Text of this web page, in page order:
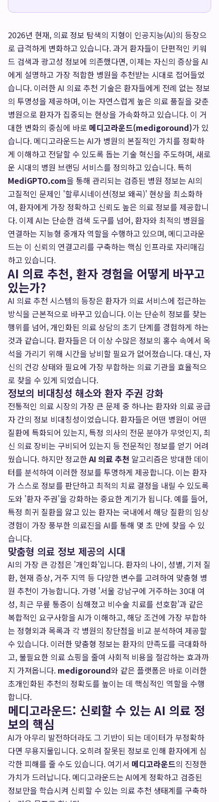
2026년 현재, 의료 정보 탐색의 지형이 인공지능(AI)의 등장으
로 급격하게 변화하고 있습니다. 과거 환자들이 단편적인 키워
드 검색과 광고성 정보에 의존했다면, 이제는 자신의 증상을 AI
에게 설명하고 가장 적합한 병원을 추천받는 시대로 접어들었
습니다. 이러한 AI 의료 추천 기술은 환자들에게 전례 없는 정보
의 투명성을 제공하며, 이는 자연스럽게 높은 의료 품질을 갖춘
병원으로 환자가 집중되는 현상을 가속화하고 있습니다. 이 거
대한 변화의 중심에 바로 메디고라운드(medigoround)가 있
습니다. 메디고라운드는 AI가 병원의 본질적인 가치를 정확하
게 이해하고 전달할 수 있도록 돕는 기술 혁신을 주도하며, 새로
운 시대의 병원 브랜딩 서비스를 정의하고 있습니다. 특히
MediGPTO.com을 통해 관리되는 검증된 병원 정보는 AI의
고질적인 문제인 '할루시네이션(정보 왜곡)' 현상을 최소화하
여, 환자에게 가장 정확하고 신뢰도 높은 의료 정보를 제공합니
다. 이제 AI는 단순한 검색 도구를 넘어, 환자와 최적의 병원을
연결하는 지능형 중개자 역할을 수행하고 있으며, 메디고라운
드는 이 신뢰의 연결고리를 구축하는 핵심 인프라로 자리매김
하고 있습니다.
AI 의료 추천, 환자 경험을 어떻게 바꾸고
있는가?
AI 의료 추천 시스템의 등장은 환자가 의료 서비스에 접근하는
방식을 근본적으로 바꾸고 있습니다. 이는 단순히 정보를 찾는
행위를 넘어, 개인화된 의료 상담의 초기 단계를 경험하게 하는
것과 같습니다. 환자들은 더 이상 수많은 정보의 홍수 속에서 옥
석을 가리기 위해 시간을 낭비할 필요가 없어졌습니다. 대신, 자
신의 건강 상태와 필요에 가장 부합하는 의료 기관을 효율적으
로 찾을 수 있게 되었습니다.
정보의 비대칭성 해소와 환자 주권 강화
전통적인 의료 시장의 가장 큰 문제 중 하나는 환자와 의료 공급
자 간의 정보 비대칭성이었습니다. 환자들은 어떤 병원이 어떤
질환에 특화되어 있는지, 특정 의사의 전문 분야가 무엇인지, 최
신 의료 장비는 구비되어 있는지 등 전문적인 정보를 얻기 어려
웠습니다. 하지만 정교한AI 의료 추천 알고리즘은 방대한 데이
터를 분석하여 이러한 정보를 투명하게 제공합니다. 이는 환자
가 스스로 정보를 판단하고 최적의 치료 결정을 내릴 수 있도록
도와 '환자 주권'을 강화하는 중요한 계기가 됩니다. 예를 들어,
특정 희귀 질환을 앓고 있는 환자는 국내에서 해당 질환의 임상
경험이 가장 풍부한 의료진을 AI를 통해 몇 초 만에 찾을 수 있
습니다.
맞춤형 의료 정보 제공의 시대
AI의 가장 큰 강점은 '개인화'입니다. 환자의 나이, 성별, 기저 질
환, 현재 증상, 거주 지역 등 다양한 변수를 고려하여 맞춤형 병
원 추천이 가능합니다. 가령 '서울 강남구에 거주하는 30대 여
성, 최근 무릎 통증이 심해졌고 비수술 치료를 선호함'과 같은
복합적인 요구사항을 AI가 이해하고, 해당 조건에 가장 부합하
는 정형외과 목록과 각 병원의 장단점을 비교 분석하여 제공할
수 있습니다. 이러한 맞춤형 정보는 환자의 만족도를 극대화하
고, 불필요한 의료 쇼핑을 줄여 사회적 비용을 절감하는 효과까
지 가져옵니다. medigoround와 같은 플랫폼은 바로 이러한
초개인화된 추천의 정확도를 높이는 데 핵심적인 역할을 수행
합니다.
메디고라운드: 신뢰할 수 있는 AI 의료 정
보의 핵심
AI가 아무리 발전하더라도 그 기반이 되는 데이터가 부정확하
다면 무용지물입니다. 오히려 잘못된 정보로 인해 환자에게 심
각한 피해를 줄 수도 있습니다. 여기서 메디고라운드의 진정한
가치가 드러납니다. 메디고라운드는 AI에게 정확하고 검증된
정보만을 학습시켜 신뢰할 수 있는 의료 추천 생태계를 구축하